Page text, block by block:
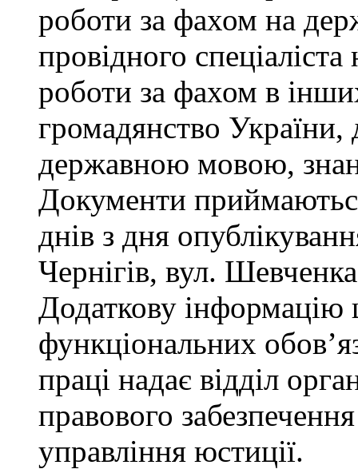
роботи за фахом на
провідного
роботи за фахом в
громадянство України,
державною мовою,
Документи
днів з дня
Чернігів, вул.
Додаткову
функціональних
праці надає відділ
правового
управління юстиції.